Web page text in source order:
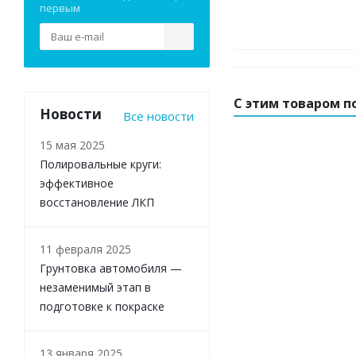
С этим товаром
первым
Новости Все новости
15 мая 2025
Полировальные круги:
эффективное
восстановление ЛКП
11 февраля 2025
Грунтовка автомобиля —
незаменимый этап в
подготовке к покраске